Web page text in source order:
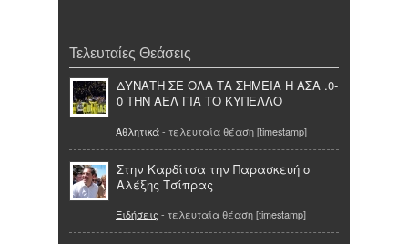
Τελευταίες Θεάσεις
ΔΥΝΑΤΗ ΣΕ ΟΛΑ ΤΑ ΣΗΜΕΙΑ Η ΑΣΑ .0-
0 ΤΗΝ ΑΕΛ ΓΙΑ ΤΟ ΚΥΠΕΛΛΟ
Αθλητικά- τελευταία θέαση [timestamp]
Στην Καρδίτσα την Παρασκευή ο
Αλέξης Τσίπρας
Ειδήσεις - τελευταία θέαση [timestamp]